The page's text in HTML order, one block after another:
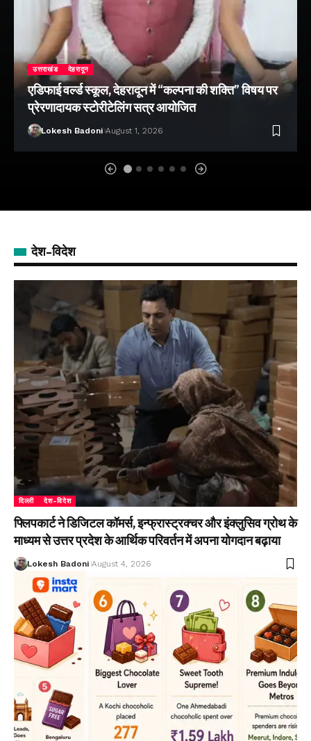
उत्तराखंड देहरादून
एडिफाई वर्ल्ड स्कूल, देहरादून में “कल्पना की शक्ति” विषय पर
प्रेरणादायक स्टोरीटेलिंग सत्र आयोजित
Lokesh Badoni August 1, 2026
देश-विदेश
दिल्ली देश-विदेश
फ्लिपकार्ट ने डिजिटल कॉमर्स, इन्फ्रास्ट्रक्चर और इंक्लुसिव ग्रोथ के
माध्यम से उत्तर प्रदेश के आर्थिक परिवर्तन में अपना योगदान बढ़ाया
Lokesh Badoni August 4, 2026